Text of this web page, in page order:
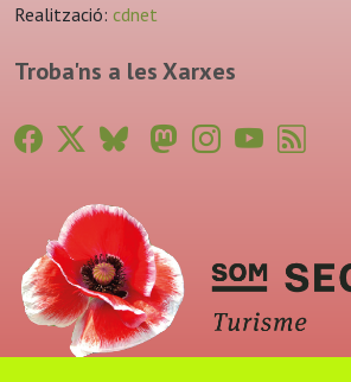
Realització: cdnet
Troba'ns a les Xarxes